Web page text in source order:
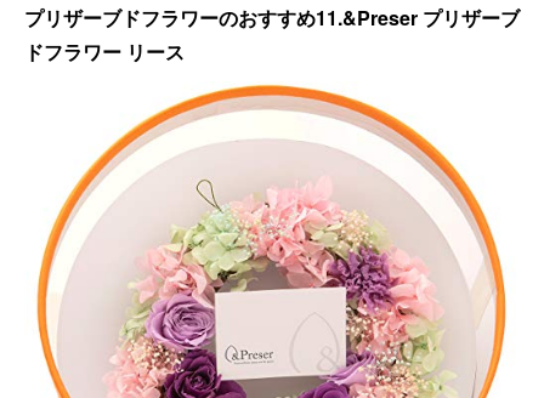
プリザーブドフラワーのおすすめ11.&Preser プリザーブ
ドフラワー リース